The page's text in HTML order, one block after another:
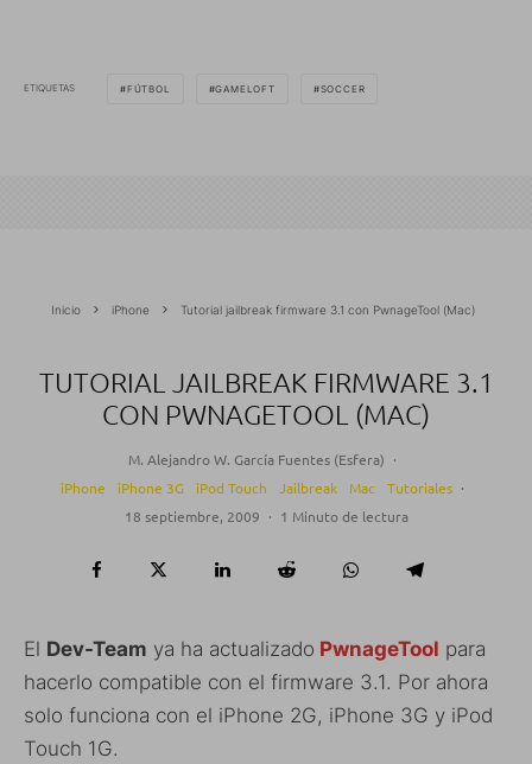
ETIQUETAS FÚTBOL GAMELOFT SOCCER
Inicio iPhone Tutorial jailbreak firmware 3.1 con PwnageTool (Mac)
TUTORIAL JAILBREAK FIRMWARE 3.1
CON PWNAGETOOL (MAC)
M. Alejandro W. García Fuentes (Esfera) ·
iPhone
iPhone 3G iPod Touch Jailbreak Mac Tutoriales ·
18 septiembre, 2009 · 1 Minuto de lectura
El Dev-Team ya ha actualizado PwnageTool para
hacerlo compatible con el firmware 3.1. Por ahora
solo funciona con el iPhone 2G, iPhone 3G y iPod
Touch 1G.